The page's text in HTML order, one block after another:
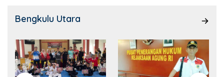
Bengkulu Utara